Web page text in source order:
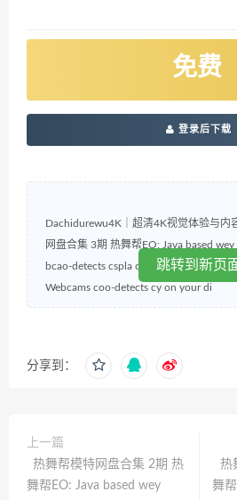
免费
登录后下载
Dachidurewu4K｜超清4K视觉体验与内
网盘合集 3期 热舞帮EO: Java based
bcao-detects cspla ow treao-detects c
Webcams coo-detects cy on your di
分享到：
上一篇
热舞帮模特网盘合集 2期 热
舞帮EO: Java based wey
热
舞
跳转到新页